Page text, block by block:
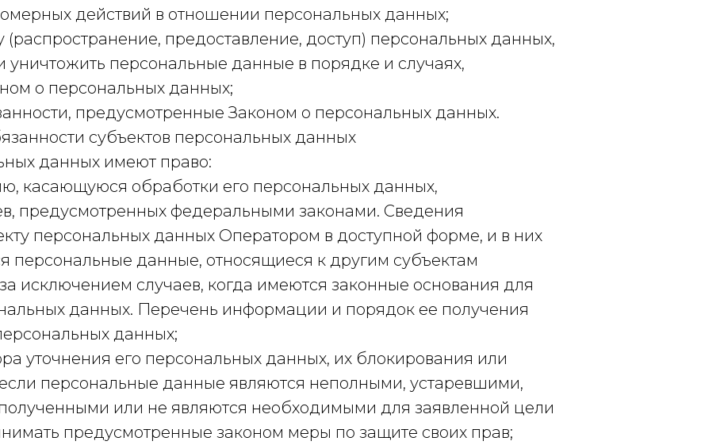
действий в отношении персональных данных;
предоставление, доступ) персональных данных,
уничтожить персональные данные в порядке и случаях,
о персональных данных;
предусмотренные Законом о персональных данных.
субъектов персональных данных
данных имеют право:
касающуюся обработки его персональных данных,
предусмотренных федеральными законами. Сведения
персональных данных Оператором в доступной форме, и в них
персональные данные, относящиеся к другим субъектам
исключением случаев, когда имеются законные основания для
данных. Перечень информации и порядок ее получения
данных;
уточнения его персональных данных, их блокирования или
персональные данные являются неполными, устаревшими,
или не являются необходимыми для заявленной цели
предусмотренные законом меры по защите своих прав;